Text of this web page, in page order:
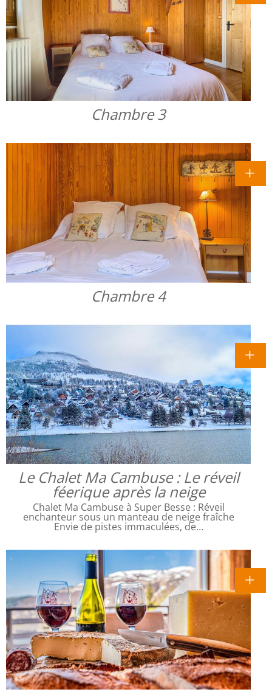
Chambre 3
Chambre 4
Le Chalet Ma Cambuse : Le réveil
féerique après la neige
Chalet Ma Cambuse à Super Besse : Réveil
enchanteur sous un manteau de neige fraîche
Envie de pistes immaculées, de…